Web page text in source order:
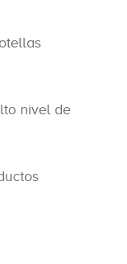
nivel de